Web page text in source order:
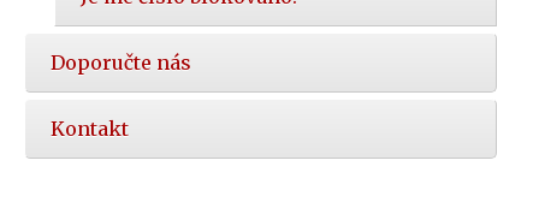
Doporučte nás
Kontakt